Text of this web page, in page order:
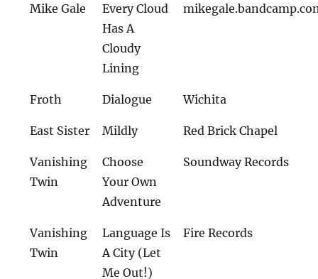
Mike Gale
Every Cloud
Has A
Cloudy
Lining
Froth Dialogue Wichita
East Sister Mildly Red Brick Chapel
Vanishing
Twin
Choose
Your Own
Adventure
Soundway Records
Vanishing
Twin
Language Is
A City (Let
Me Out!)
Fire Records